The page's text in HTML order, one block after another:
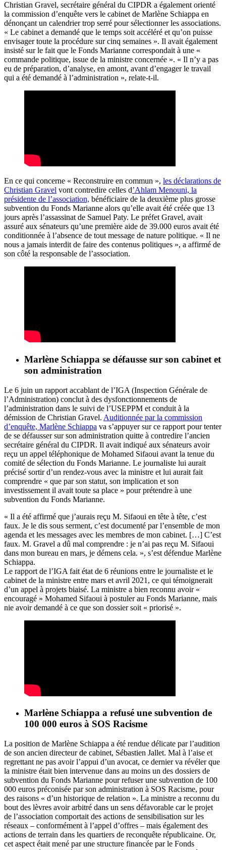
Christian Gravel, secrétaire général du CIPDR a également orienté
la commission d’enquête vers le cabinet de Marlène Schiappa en
dénonçant un calendrier trop serré pour sélectionner les associations.
« Le cabinet a demandé que le temps soit accéléré et qu’on puisse
envisager toute la procédure sur cinq semaines ». Il avait également
insisté sur le fait que le Fonds Marianne correspondait à une «
commande politique, issue de la ministre concernée ». « Il n’y a pas
eu de préparation, d’analyse, en amont, avant d’engager le travail
qui a été demandé à l’administration », relate-t-il.
En ce qui concerne « Reconstruire en commun », les déclarations de
Christian Gravel vont contredire celles d’Ahlam Menouni, la
présidente de l’association, bénéficiaire de la deuxième plus grosse
subvention du Fonds Marianne alors qu’elle avait été créée que 13
jours après l’assassinat de Samuel Paty. Le préfet Gravel, avait
assuré aux sénateurs qu’une première aide de 39.000 euros avait été
conditionnée à l’absence de tout message de nature politique. « Il ne
nous a jamais interdit de faire des contenus politiques », a affirmé de
son côté la responsable de l’association.
Marlène Schiappa se défausse sur son cabinet et
son administration
Le 6 juin un rapport accablant de l’IGA (Inspection Générale de
l’Administration) conclut à des dysfonctionnements de
l’administration dans le suivi de l’USEPPM et conduit à la
démission de Christian Gravel. Auditionnée par la commission
d’enquête, Marlène Schiappa va s’appuyer sur ce rapport pour tenter
de se défausser sur son administration quitte à contredire l’ancien
secrétaire général du CIPDR. Il avait indiqué aux sénateurs avoir
reçu un appel téléphonique de Mohamed Sifaoui avant la tenue du
comité de sélection du Fonds Marianne. Le journaliste lui aurait
précisé sortir d’un rendez-vous avec la ministre et lui aurait fait
comprendre « que par son statut, son implication et son
investissement il avait toute sa place » pour prétendre à une
subvention du Fonds Marianne.
« Il a été affirmé que j’aurais reçu M. Sifaoui en tête à tête, c’est
faux. Je le dis sous serment, c’est documenté par l’ensemble de mon
agenda et les messages avec les membres de mon cabinet. […] C’est
faux. M. Gravel a dû mal comprendre : je n’ai pas reçu M. Sifaoui
dans mon bureau en mars, je démens cela. », s’est défendue Marlène
Schiappa.
Le rapport de l’IGA fait état de 6 réunions entre le journaliste et le
cabinet de la ministre entre mars et avril 2021, ce qui témoignerait
d’un appel à projets biaisé. La ministre a bien reconnu avoir «
encouragé » Mohamed Sifaoui à postuler au Fonds Marianne, mais
nie avoir demandé à ce que son dossier soit « priorisé ».
Marlène Schiappa a refusé une subvention de
100 000 euros à SOS Racisme
La position de Marlène Schiappa a été rendue délicate par l’audition
de son ancien directeur de cabinet, Sébastien Jallet. Mal à l’aise et
regrettant ne pas avoir l’appui d’un avocat, ce dernier va révéler que
la ministre était bien intervenue dans au moins un des dossiers de
subvention du Fonds Marianne pour refuser une subvention de 100
000 euros préconisée par son administration à SOS Racisme, pour
des raisons « d’un historique de relation ». La ministre a reconnu du
bout des lèvres avoir arbitré dans un sens défavorable car le projet
de l’association comportait des actions de sensibilisation sur les
réseaux – conformément à l’appel d’offres – mais également des
actions de terrain dans les quartiers de reconquête républicaine. Or,
cet aspect était mené par une structure financée par le Fonds